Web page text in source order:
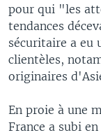
pour qui "les
tendances
sécuritaire a eu
clientèles,
originaires
En proie à une
France a subi